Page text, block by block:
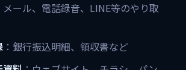
メール、電話録音、LINE等のやり取
：銀行振込明細、領収書など